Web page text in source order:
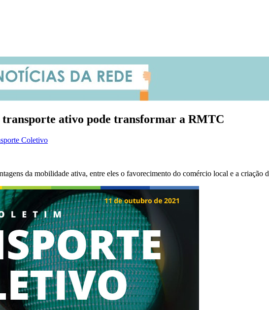
ativo pode transformar a RMTC
Coletivo
da mobilidade ativa, entre eles o favorecimento do comércio local e a criação